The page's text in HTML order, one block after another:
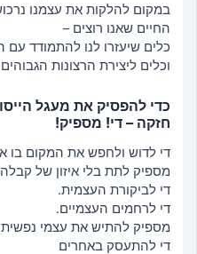
במקום להלקות את עצמנו
החיים שאנו רוצים –
כלים שיעזרו לנו להתמודד עם
וכלים ליצירת הרצונות הגבוהים
כדי להפסיק את מעגל
חזקה – די! מספיק!
די לדוש ולחפש את המקום בו
מספיק לתת בלי איזון של קבלה.
די לביקורת העצמית.
די לרחמים העצמיים.
מספיק להתיש את עצמי נפשית
די להתעסק באחרים